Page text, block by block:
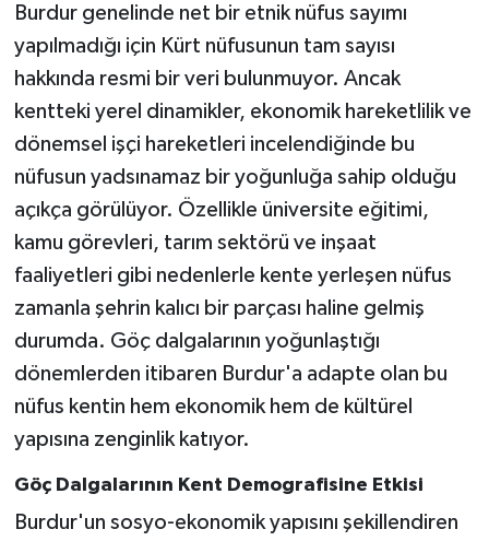
Burdur genelinde net bir etnik nüfus sayımı
yapılmadığı için Kürt nüfusunun tam sayısı
hakkında resmi bir veri bulunmuyor. Ancak
kentteki yerel dinamikler, ekonomik hareketlilik ve
dönemsel işçi hareketleri incelendiğinde bu
nüfusun yadsınamaz bir yoğunluğa sahip olduğu
açıkça görülüyor. Özellikle üniversite eğitimi,
kamu görevleri, tarım sektörü ve inşaat
faaliyetleri gibi nedenlerle kente yerleşen nüfus
zamanla şehrin kalıcı bir parçası haline gelmiş
durumda. Göç dalgalarının yoğunlaştığı
dönemlerden itibaren Burdur'a adapte olan bu
nüfus kentin hem ekonomik hem de kültürel
yapısına zenginlik katıyor.
Göç Dalgalarının Kent Demografisine Etkisi
Burdur'un sosyo-ekonomik yapısını şekillendiren